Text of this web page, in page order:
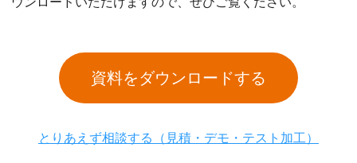
資料をダウンロードする
とりあえず相談する（見積・デモ・テスト加工）